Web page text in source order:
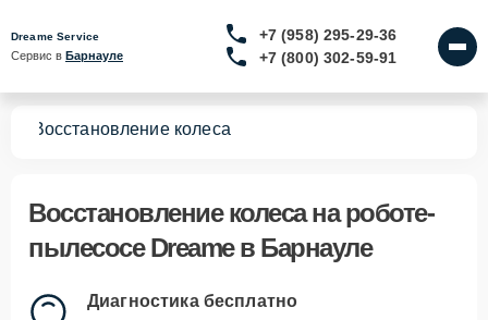
Dreame Service
Сервис в Барнауле
+7 (958) 295-29-36
+7 (800) 302-59-91
Восстановление колеса
Восстановление колесана роботе-
пылесосе Dreame в Барнауле
Диагностика бесплатно